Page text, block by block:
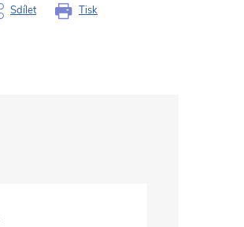
Tisk
Sdílet